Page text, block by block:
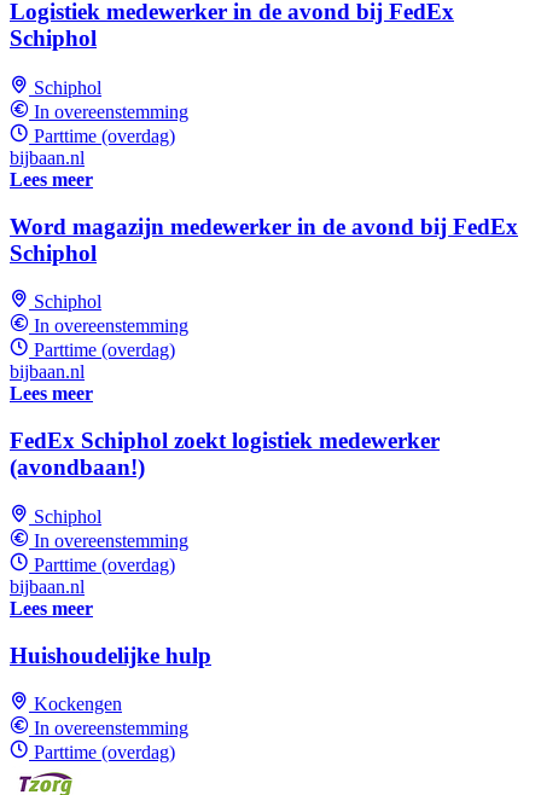
Logistiek medewerker in de avond bij FedEx
Schiphol
Schiphol
In overeenstemming
Parttime (overdag)
bijbaan.nl
Lees meer
Word magazijn medewerker in de avond bij FedEx
Schiphol
Schiphol
In overeenstemming
Parttime (overdag)
bijbaan.nl
Lees meer
FedEx Schiphol zoekt logistiek medewerker
(avondbaan!)
Schiphol
In overeenstemming
Parttime (overdag)
bijbaan.nl
Lees meer
Huishoudelijke hulp
Kockengen
In overeenstemming
Parttime (overdag)